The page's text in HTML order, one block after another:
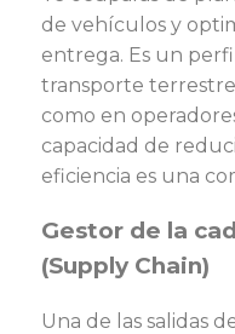
de vehículos y
entrega. Es un
transporte
como en
capacidad de
eficiencia es una
Gestor de la
(Supply Chain)
Una de las salidas